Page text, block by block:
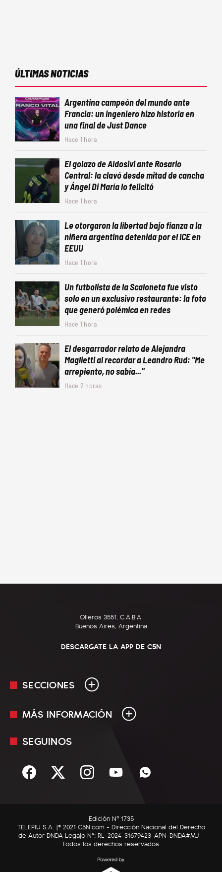
ÚLTIMAS NOTICIAS
Argentina campeón del mundo ante
Francia: un ingeniero hizo historia en
una final de Just Dance
Hace 1 hora
El golazo de Aldosivi ante Rosario
Central: la clavó desde mitad de cancha
y Ángel Di María lo felicitó
Hace 1 hora
Le otorgaron la libertad bajo fianza a la
niñera argentina detenida por el ICE en
EEUU
Hace 1 hora
Un futbolista de la Scaloneta fue visto
solo en un exclusivo restaurante: la foto
que generó polémica en redes
Hace 1 hora
El desgarrador relato de Alejandra
Maglietti al recordar a Leandro Rud: "Me
arrepiento, no sabía..."
Hace 2 horas
Olleros 3551, C.A.B.A.
Buenos Aires, Argentina
DESCARGATE LA APP DE C5N
SECCIONES
En Vivo
Sociedad
C5N Autos
RatingCero
MÁS INFORMACIÓN
Mediakit
Términos y condiciones
SEGUINOS
Edición Nº 1735
TELEPIU S.A. |© 2021 C5N.com - Dirección Nacional del Derecho
de Autor DNDA Legajo N°: RL-2024-31679423-APN-DNDA#MJ -
Todos los derechos reservados.